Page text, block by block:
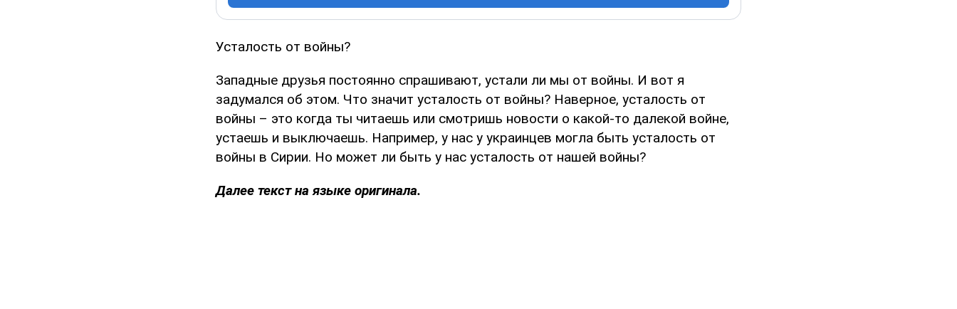
Усталость от войны?
Западные друзья постоянно спрашивают, устали ли мы от войны. И вот я
задумался об этом. Что значит усталость от войны? Наверное, усталость от
войны – это когда ты читаешь или смотришь новости о какой-то далекой войне,
устаешь и выключаешь. Например, у нас у украинцев могла быть усталость от
войны в Сирии. Но может ли быть у нас усталость от нашей войны?
Далее текст на языке оригинала.